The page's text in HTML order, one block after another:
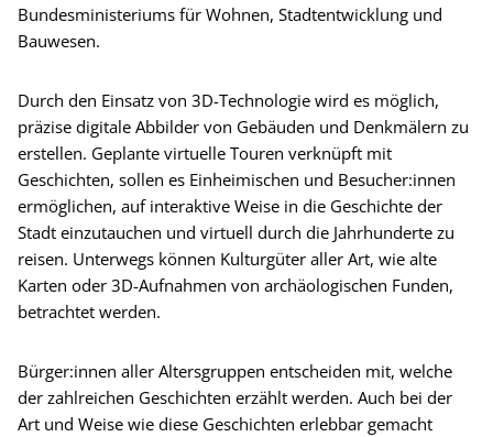
Bundesministeriums für Wohnen, Stadtentwicklung und
Bauwesen.
Durch den Einsatz von 3D-Technologie wird es möglich,
präzise digitale Abbilder von Gebäuden und Denkmälern zu
erstellen. Geplante virtuelle Touren verknüpft mit
Geschichten, sollen es Einheimischen und Besucher:innen
ermöglichen, auf interaktive Weise in die Geschichte der
Stadt einzutauchen und virtuell durch die Jahrhunderte zu
reisen. Unterwegs können Kulturgüter aller Art, wie alte
Karten oder 3D-Aufnahmen von archäologischen Funden,
betrachtet werden.
Bürger:innen aller Altersgruppen entscheiden mit, welche
der zahlreichen Geschichten erzählt werden. Auch bei der
Art und Weise wie diese Geschichten erlebbar gemacht